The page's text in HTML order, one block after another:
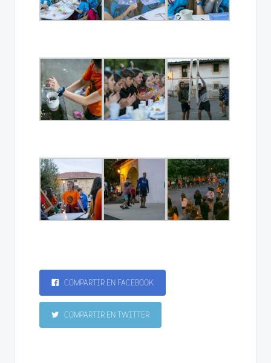
COMPARTIR EN FACEBOOK
COMPARTIR EN TWITTER